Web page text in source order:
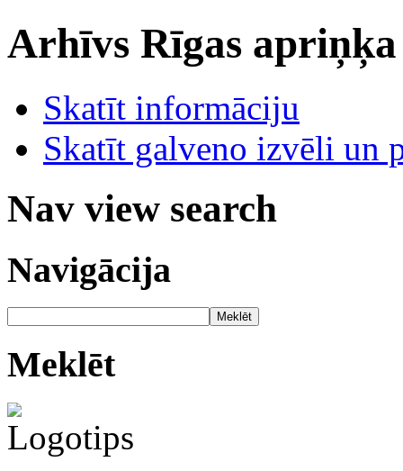
Arhīvs Rīgas
Skatīt informāciju
Skatīt galveno izvēli un
Nav view search
Navigācija
Meklēt
Meklēt